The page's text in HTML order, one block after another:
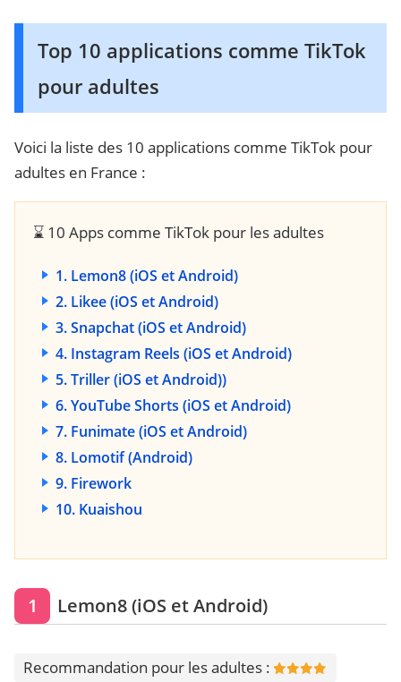
Top 10 applications comme TikTok
pour adultes
Voici la liste des 10 applications comme TikTok pour
adultes en France :
⌛ 10 Apps comme TikTok pour les adultes
1. Lemon8 (iOS et Android)
2. Likee (iOS et Android)
3. Snapchat (iOS et Android)
4. Instagram Reels (iOS et Android)
5. Triller (iOS et Android))
6. YouTube Shorts (iOS et Android)
7. Funimate (iOS et Android)
8. Lomotif (Android)
9. Firework
10. Kuaishou
1 Lemon8 (iOS et Android)
Recommandation pour les adultes :